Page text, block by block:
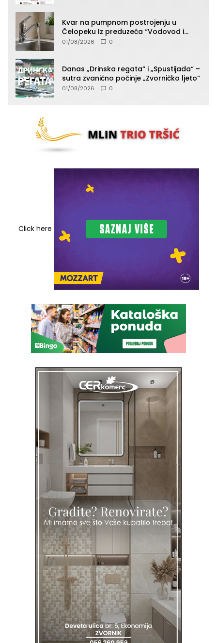
Kvar na pumpnom postrojenju u
Čelopeku Iz preduzeća “Vodovod i
komunalije”
01/08/2026 0
Danas „Drinska regata“ i „Spustijada“ –
sutra zvanično počinje „Zvorničko ljeto“
01/08/2026 0
Click here